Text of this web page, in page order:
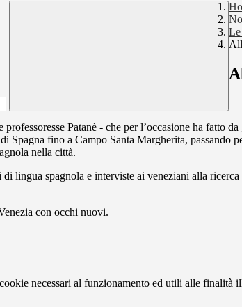
Patanè - che per l’occasione ha fatto
Spagna fino a Campo Santa Margherita,
nella città.
lingua spagnola e interviste ai veneziani alla
con occhi nuovi.
necessari al funzionamento ed utili alle finalità